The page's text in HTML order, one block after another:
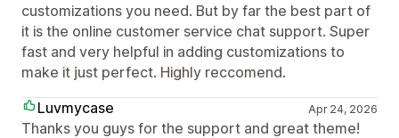
customizations you need. But by far the best part of
it is the online customer service chat support. Super
fast and very helpful in adding customizations to
make it just perfect. Highly reccomend.
Luvmycase
Apr 24, 2026
Thanks you guys for the support and great theme!